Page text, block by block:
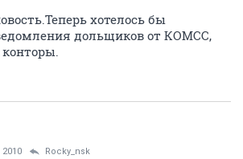
хотелось бы
дольщиков от КОМСС,
Rocky_nsk